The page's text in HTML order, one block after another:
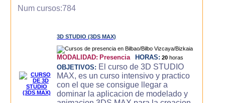
Num cursos:784
3D STUDIO (3DS MAX)
MODALIDAD: Presencia HORAS: 20 horas
OBJETIVOS: El curso de 3D STUDIO
MAX, es un curso intensivo y practico
con el que se consigue llegar a
dominar la aplicacion de modelado y